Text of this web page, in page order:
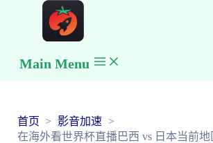
Main Menu
首页
影音加速
在海外看世界杯直播巴西 vs 日本当前